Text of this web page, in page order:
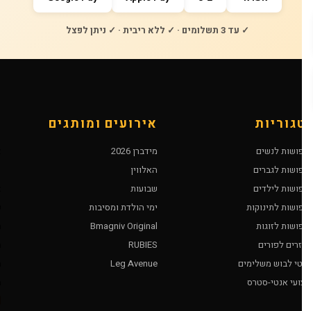
✓ עד 3 תשלומים · ✓ ללא ריבית · ✓ ניתן לפצל
קטגוריות
תחפושות לנשים
תחפושות לגברים
תחפושות לילדים
תחפושות לתינוקות
תחפושות לזוגות
אביזרים לפורים
פריטי לבוש משלימים
צעצועי אנטי-סטרס
אירועים ומותגים
מידברן 2026
האלווין
שבועות
ימי הולדת ומסיבות
Bmagniv Original
RUBIES
Leg Avenue